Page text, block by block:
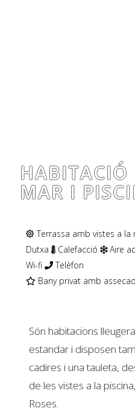
HABITACIÓ
MAR I
Terrassa amb vistes a
Dutxa
Calefacció Aire
Wi-fi
Telèfon
Bany privat amb
Són habitacions
estandar i disposen
cadires i una tauleta,
de les vistes a la
Roses.